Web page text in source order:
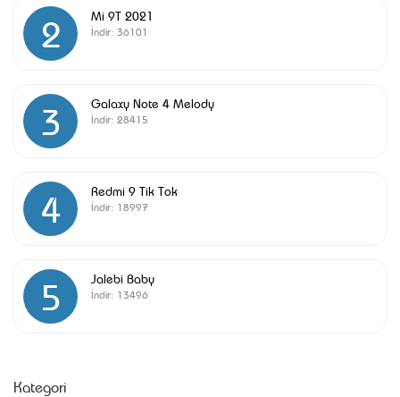
2 Mi 9T 2021
İndir: 36101
3 Galaxy Note 4 Melody
İndir: 28415
4 Redmi 9 Tik Tok
İndir: 18997
5 Jalebi Baby
İndir: 13496
Kategori